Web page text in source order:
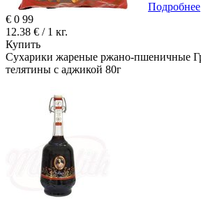
Подробнее
€ 0 99
12.38 € / 1 кг.
Купить
Сухарики жареные ржано-пшеничные
телятины с аджикой 80г